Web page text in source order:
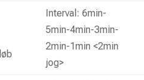
Interval: 6min-
5min-4min-3min-
2min-1min <2min
jog>